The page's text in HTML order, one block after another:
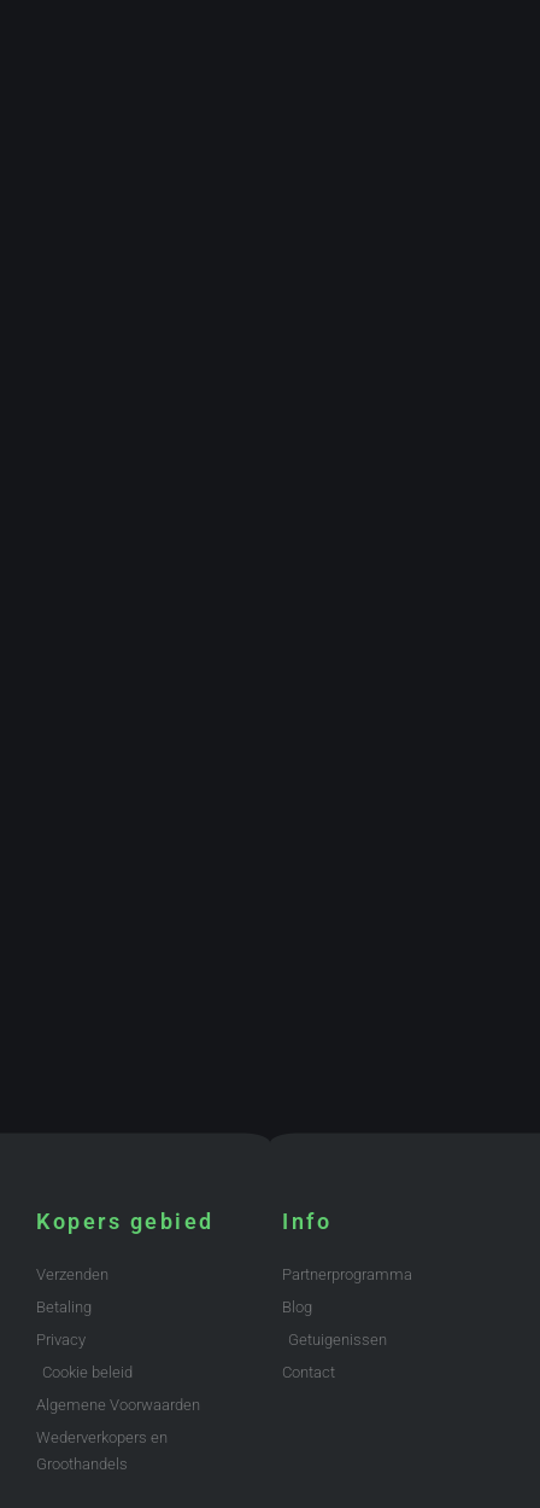
Kopers gebied
Verzenden
Betaling
Privacy
Cookie beleid
Algemene Voorwaarden
Wederverkopers en
Groothandels
Info
Partnerprogramma
Blog
Getuigenissen
Contact